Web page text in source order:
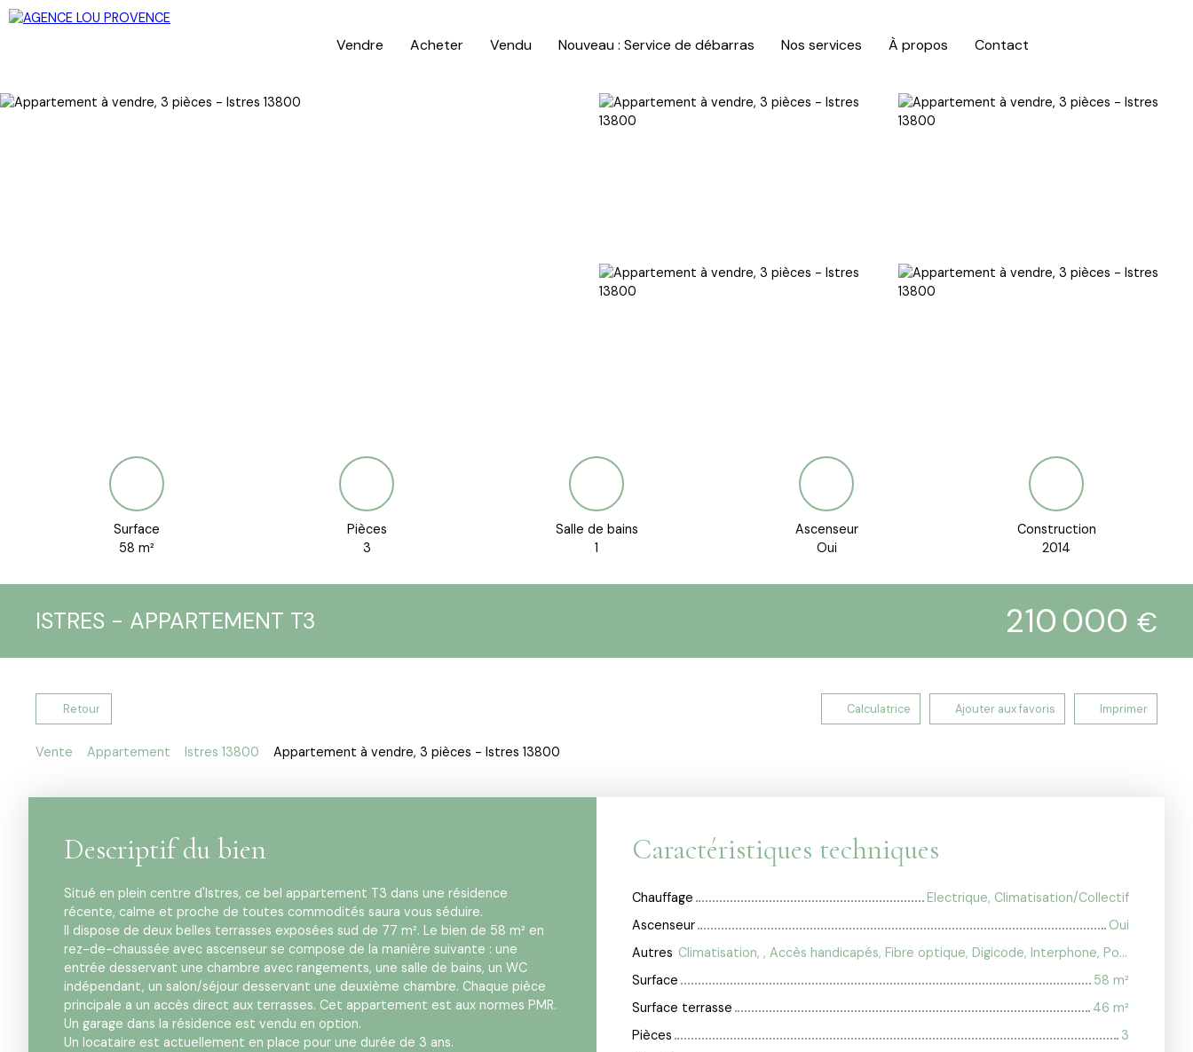
Vendre Acheter Vendu Nouveau : Service de débarras Nos services À propos Contact
Surface
58 m²
Pièces
3
Salle de bains
1
Ascenseur
Oui
Construction
2014
ISTRES - APPARTEMENT T3 210 000 €
Retour Calculatrice Ajouter aux favoris Imprimer
Vente Appartement Istres 13800 Appartement à vendre, 3 pièces - Istres 13800
Descriptif du bien
Situé en plein centre d'Istres, ce bel appartement T3 dans une résidence
récente, calme et proche de toutes commodités saura vous séduire.
Il dispose de deux belles terrasses exposées sud de 77 m². Le bien de 58 m² en
rez-de-chaussée avec ascenseur se compose de la manière suivante : une
entrée desservant une chambre avec rangements, une salle de bains, un WC
indépendant, un salon/séjour desservant une deuxième chambre. Chaque pièce
principale a un accès direct aux terrasses. Cet appartement est aux normes PMR.
Un garage dans la résidence est vendu en option.
Un locataire est actuellement en place pour une durée de 3 ans.
Caractéristiques techniques
Chauffage
Electrique, Climatisation/Collectif
Ascenseur
Oui
Autres
Climatisation, , Accès handicapés, Fibre optique, Digicode, Interphone, Portail motorisé
Surface
58 m²
Surface terrasse
46 m²
Pièces
3